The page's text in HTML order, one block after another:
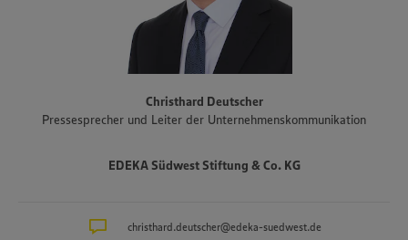
arbeitet EDEKA Südwest beispielsweise mit mehr als 1.500
Erzeugern und Lieferanten aus Bundesländern des Vertriebsgebiets
zusammen. Eine Auswahl an Partnerbetrieben der regionalen
Landwirtschaft im Überblick gibt es unter
Unternehmensverbund, inklusive des selbständigen Einzelhandels,
ist mit rund 47.000 Mitarbeitenden, darunter etwa 3.400
Arbeitgeber und Ausbilder in der Region. Insgesamt etwa 10.000
Mitarbeitende arbeiten an den Bedientheken für Fleisch und Wurst
Christhard Deutscher
Pressesprecher und Leiter der Unternehmenskommunikation
EDEKA Südwest Stiftung & Co. KG
christhard.deutscher@edeka-suedwest.de